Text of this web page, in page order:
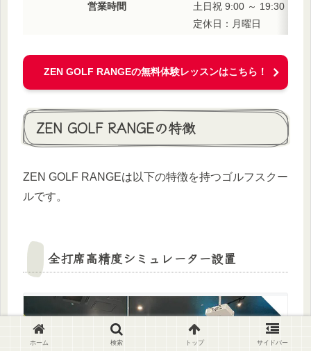
営業時間
土日祝 9:00 ～ 19:30
定休日：月曜日
ZEN GOLF RANGEの無料体験レッスンはこちら！
ZEN GOLF RANGEの特徴
ZEN GOLF RANGEは以下の特徴を持つゴルフスクー
ルです。
全打席高精度シミュレーター設置
ホーム 検索 トップ サイドバー